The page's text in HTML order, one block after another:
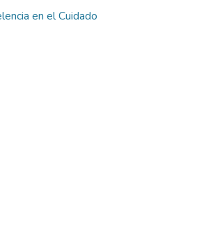
en el Cuidado